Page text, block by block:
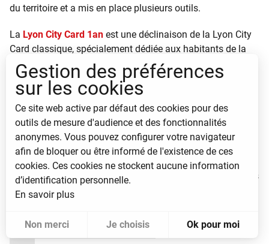
du territoire et a mis en place plusieurs outils.
La Lyon City Card 1an est une déclinaison de la Lyon City
Card classique, spécialement dédiée aux habitants de la
métropole lyonnaise. Le pass donne accès pour une durée
d’un an à 3 activités touristiques ou culturelles, ainsi qu’à
une visite guidée pour (re)découvrir la ville.
A la Lyonnaise, le nouveau media pensé par ONLYLYON
Tourisme pour les habitants d’un jour ou de toujours. Un
site internet, des réseaux sociaux et un magazine pour
valoriser l’offre de la Métropole à destination des visiteurs
de la Métropole et des habitants du territoire : les loisirs, les
restaurants, les événements…
Gestion des préférences
sur les cookies
Ce site web active par défaut des cookies pour des
outils de mesure d'audience et des fonctionnalités
anonymes. Vous pouvez configurer votre navigateur
afin de bloquer ou être informé de l'existence de ces
cookies. Ces cookies ne stockent aucune information
d’identification personnelle.
En savoir plus
Non merci Je choisis Ok pour moi